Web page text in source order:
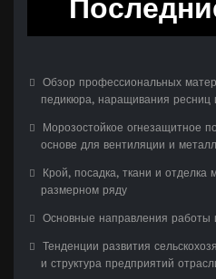
Обзор профессиональных
педикюра, наращивания ресниц
Морозостойкое огнезащитное
основе для вентиляции и
Крой, посадка, ткани и
размерном ряду
Основные направления работы
Тенденции развития
и структура предприятий